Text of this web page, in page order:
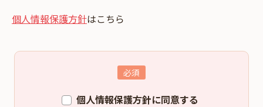
個人情報保護方針はこちら
個人情報保護方針に同意する